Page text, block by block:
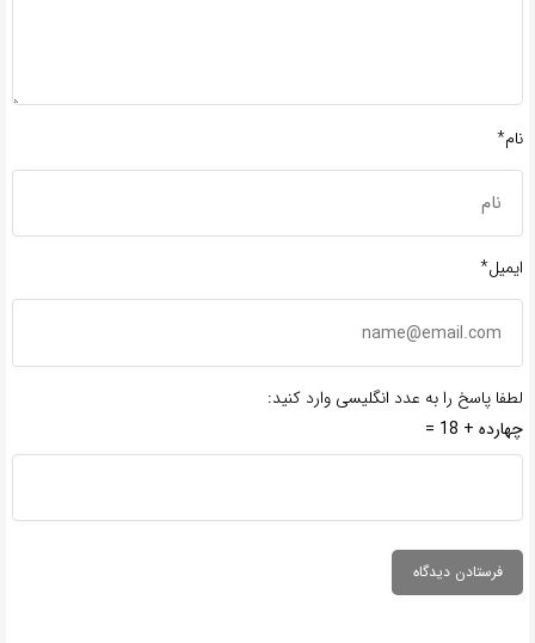
نام*
ایمیل*
لطفا پاسخ را به عدد انگلیسی وارد کنید:
چهارده + 18 =